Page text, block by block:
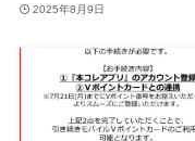
2025年8月9日